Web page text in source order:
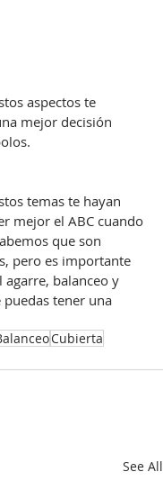
aspectos te
mejor decisión
temas te hayan
mejor el ABC cuando
que son
pero es importante
balanceo y
tener una
Cubierta
See All